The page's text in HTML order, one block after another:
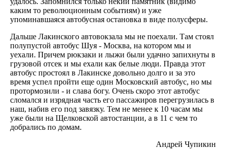
каким то революционным событиям) и уже
упоминавшаяся автобусная остановка в виде полусферы.
Дальше Лакинского автовокзала мы не поехали. Там стоял
полупустой автобус Шуя - Москва, на котором мы и
уехали. Причем рюкзаки и лыжи были удачно запихнуты в
грузовой отсек и мы ехали как белые люди. Правда этот
автобус простоял в Лакинске довольно долго и за это
время успел пройти еще один Московский автобус, но мы
протормозили - и слава богу. Очень скоро этот автобус
сломался и изрядная часть его пассажиров перегрузилась в
наш, набив его под завязку. Тем не менее к 10 часам мы
уже были на Щелковской автостанции, а в 11 с чем то
добрались по домам.
Андрей Чупикин